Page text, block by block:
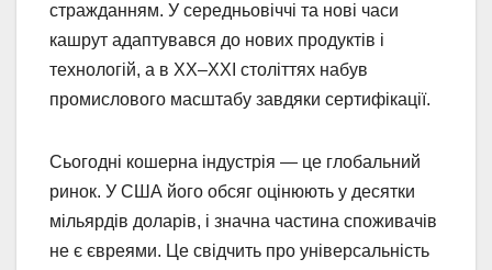
стражданням. У середньовіччі та нові часи
кашрут адаптувався до нових продуктів і
технологій, а в XX–XXI століттях набув
промислового масштабу завдяки сертифікації.
Сьогодні кошерна індустрія — це глобальний
ринок. У США його обсяг оцінюють у десятки
мільярдів доларів, і значна частина споживачів
не є євреями. Це свідчить про універсальність